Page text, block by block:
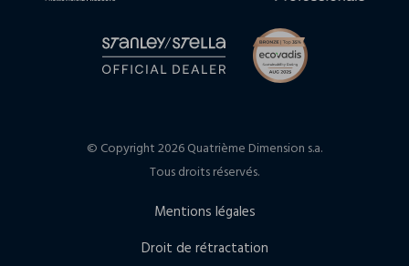
© Copyright 2026 Quatrième Dimension s.a.
Tous droits réservés.
Mentions légales
Droit de rétractation